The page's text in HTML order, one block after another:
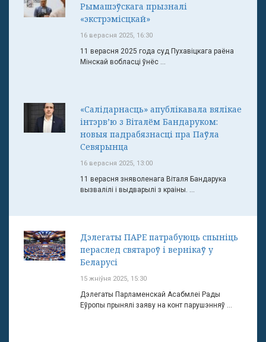
Рымашэўскага прызналі
«экстрэмісцкай»
16 верасня 2025, 16:30
11 верасня 2025 года суд Пухавіцкага раёна
Мінскай вобласці ўнёс ...
«Салідарнасць» апублікавала вялікае
інтэрв’ю з Віталём Бандаруком:
новыя падрабязнасці пра Паўла
Севярынца
16 верасня 2025, 13:00
11 верасня зняволенага Віталя Бандарука
вызвалілі і выдварылі з краіны. ...
Дэлегаты ПАРЕ патрабуюць спыніць
пераслед святароў і вернікаў у
Беларусі
15 жніўня 2025, 15:30
Дэлегаты Парламенскай Асабмлеі Рады
Еўропы прынялі заяву на конт парушэнняў ...